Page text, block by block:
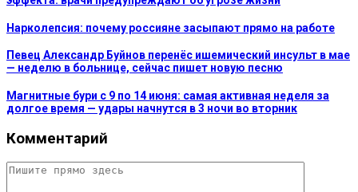
Нарколепсия: почему россияне засыпают прямо на работе
Певец Александр Буйнов перенёс ишемический инсульт в мае
— неделю в больнице, сейчас пишет новую песню
Магнитные бури с 9 по 14 июня: самая активная неделя за
долгое время — удары начнутся в 3 ночи во вторник
Комментарий